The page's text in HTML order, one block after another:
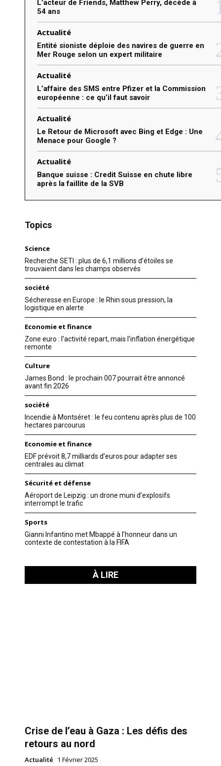
L’acteur de Friends, Matthew Perry, décède à
54 ans
Actualité
Entité sioniste déploie des navires de guerre en
Mer Rouge selon un expert militaire
Actualité
L’affaire des SMS entre Pfizer et la Commission
européenne : ce qu’il faut savoir
Actualité
Le Retour de Microsoft avec Bing et Edge : Une
Menace pour Google ?
Actualité
Banque suisse : Credit Suisse en chute libre
après la faillite de la SVB
Topics
Science
Recherche SETI : plus de 6,1 millions d’étoiles se
trouvaient dans les champs observés
société
Sécheresse en Europe : le Rhin sous pression, la
logistique en alerte
Economie et finance
Zone euro : l’activité repart, mais l’inflation énergétique
remonte
Culture
James Bond : le prochain 007 pourrait être annoncé
avant fin 2026
société
Incendie à Montséret : le feu contenu après plus de 100
hectares parcourus
Economie et finance
EDF prévoit 8,7 milliards d’euros pour adapter ses
centrales au climat
Sécurité et défense
Aéroport de Leipzig : un drone muni d’explosifs
interrompt le trafic
Sports
Gianni Infantino met Mbappé à l’honneur dans un
contexte de contestation à la FIFA
À LIRE
Crise de l’eau à Gaza : Les défis des
retours au nord
Actualité 1 Février 2025